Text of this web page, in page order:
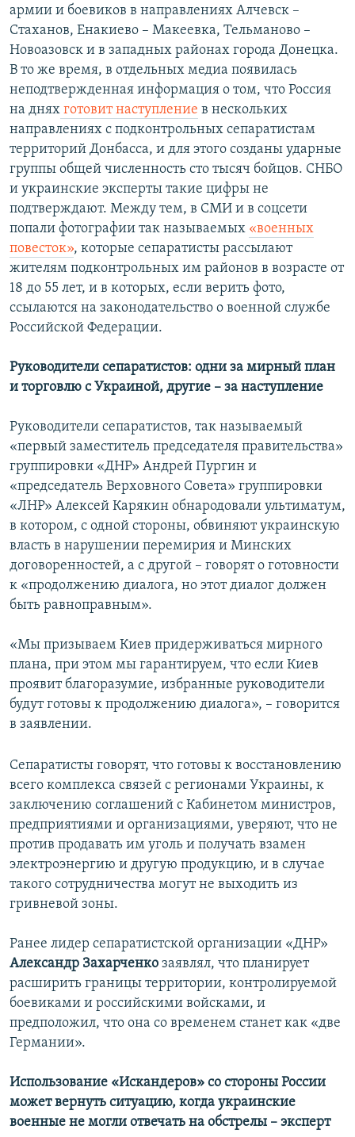
армии и боевиков в направлениях Алчевск –
Стаханов, Енакиево – Макеевка, Тельманово –
Новоазовск и в западных районах города Донецка.
В то же время, в отдельных медиа появилась
неподтвержденная информация о том, что Россия
на днях готовит наступление в нескольких
направлениях с подконтрольных сепаратистам
территорий Донбасса, и для этого созданы ударные
группы общей численность сто тысяч бойцов. СНБО
и украинские эксперты такие цифры не
подтверждают. Между тем, в СМИ и в соцсети
попали фотографии так называемых «военных
повесток», которые сепаратисты рассылают
жителям подконтрольных им районов в возрасте от
18 до 55 лет, и в которых, если верить фото,
ссылаются на законодательство о военной службе
Российской Федерации.
Руководители сепаратистов: одни за мирный план
и торговлю с Украиной, другие – за наступление
Руководители сепаратистов, так называемый
«первый заместитель председателя правительства»
группировки «ДНР» Андрей Пургин и
«председатель Верховного Совета» группировки
«ЛНР» Алексей Карякин обнародовали ультиматум,
в котором, с одной стороны, обвиняют украинскую
власть в нарушении перемирия и Минских
договоренностей, а с другой – говорят о готовности
к «продолжению диалога, но этот диалог должен
быть равноправным».
«Мы призываем Киев придерживаться мирного
плана, при этом мы гарантируем, что если Киев
проявит благоразумие, избранные руководители
будут готовы к продолжению диалога», – говорится
в заявлении.
Сепаратисты говорят, что готовы к восстановлению
всего комплекса связей с регионами Украины, к
заключению соглашений с Кабинетом министров,
предприятиями и организациями, уверяют, что не
против продавать им уголь и получать взамен
электроэнергию и другую продукцию, и в случае
такого сотрудничества могут не выходить из
гривневой зоны.
Ранее лидер сепаратистской организации «ДНР»
Александр Захарченко заявлял, что планирует
расширить границы территории, контролируемой
боевиками и российскими войсками, и
предположил, что она со временем станет как «две
Германии».
Использование «Искандеров» со стороны России
может вернуть ситуацию, когда украинские
военные не могли отвечать на обстрелы – эксперт